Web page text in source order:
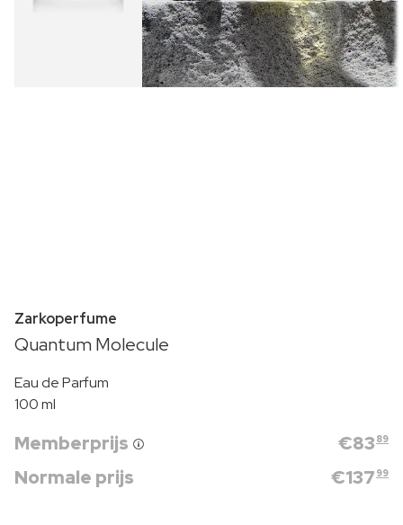
Zarkoperfume
Quantum Molecule
Eau de Parfum
100 ml
Memberprijs €83 89
Normale prijs €137 99